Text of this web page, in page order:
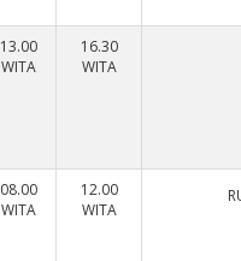
13.00
WITA
16.30
WITA
08.00
WITA
12.00
WITA